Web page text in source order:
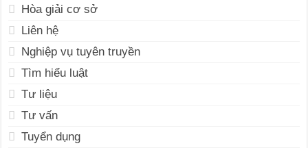
Hòa giải cơ sở
Liên hệ
Nghiệp vụ tuyên truyền
Tìm hiểu luật
Tư liệu
Tư vấn
Tuyển dụng